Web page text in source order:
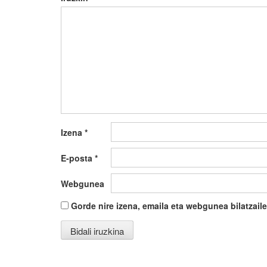
Izena *
E-posta *
Webgunea
Gorde nire izena, emaila eta webgunea